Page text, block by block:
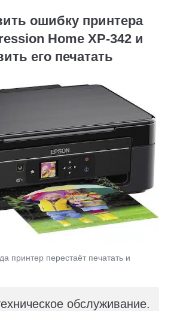
ошибку принтера
Home XP-342 и
его печатать
принтер перестаёт печатать и
обслуживание.